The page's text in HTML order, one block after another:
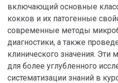
включающий основные
кокков и их патогенные
современные методы
диагностики, а также
клинического значения. Эти
для более углубленного
систематизации знаний в